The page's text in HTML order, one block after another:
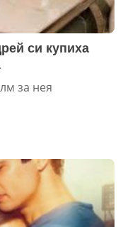
си купиха
за нея